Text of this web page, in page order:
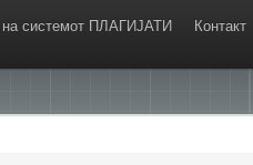
на системот ПЛАГИЈАТИ Контакт